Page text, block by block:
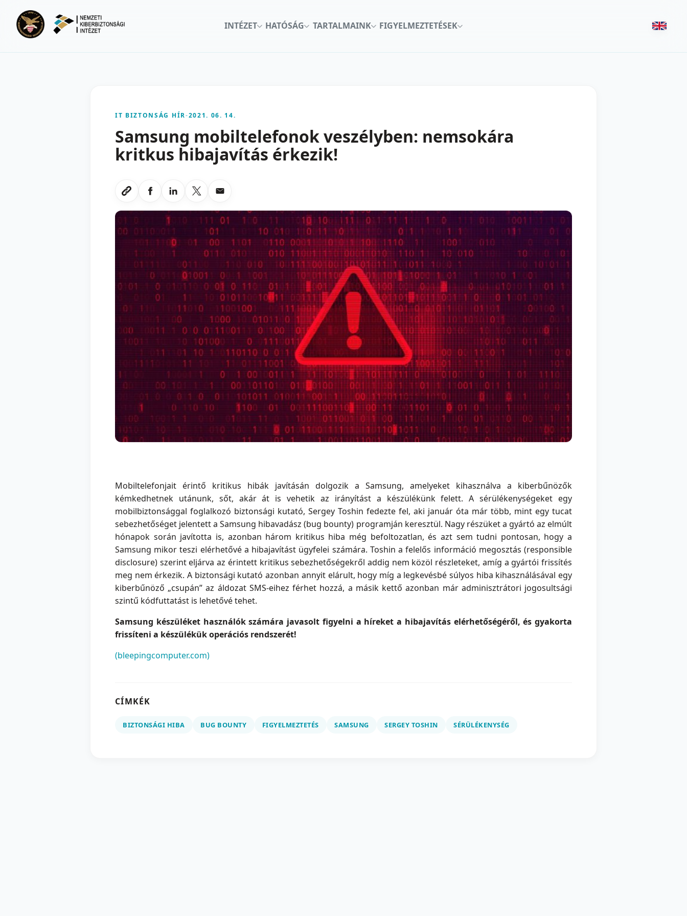
INTÉZET
HATÓSÁG TARTALMAINK FIGYELMEZTETÉSEK
IT BIZTONSÁG HÍR-2021. 06. 14.
Samsung mobiltelefonok veszélyben: nemsokára
kritkus hibajavítás érkezik!
Link masolasa
Megosztas Facebookon
Megosztas LinkedInen
Megosztas X-en
Megosztas emailben
Mobiltelefonjait érintő kritikus hibák javításán dolgozik a Samsung, amelyeket kihasználva a kiberbűnözők
kémkedhetnek utánunk, sőt, akár át is vehetik az irányítást a készülékünk felett. A sérülékenységeket egy
mobilbiztonsággal foglalkozó biztonsági kutató, Sergey Toshin fedezte fel, aki január óta már több, mint egy tucat
sebezhetőséget jelentett a Samsung hibavadász (bug bounty) programján keresztül. Nagy részüket a gyártó az elmúlt
hónapok során javította is, azonban három kritikus hiba még befoltozatlan, és azt sem tudni pontosan, hogy a
Samsung mikor teszi elérhetővé a hibajavítást ügyfelei számára. Toshin a felelős információ megosztás (responsible
disclosure) szerint eljárva az érintett kritikus sebezhetőségekről addig nem közöl részleteket, amíg a gyártói frissítés
meg nem érkezik. A biztonsági kutató azonban annyit elárult, hogy míg a legkevésbé súlyos hiba kihasználásával egy
kiberbűnöző „csupán” az áldozat SMS-eihez férhet hozzá, a másik kettő azonban már adminisztrátori jogosultsági
szintű kódfuttatást is lehetővé tehet.
Samsung készüléket használók számára javasolt figyelni a híreket a hibajavítás elérhetőségéről, és gyakorta
frissíteni a készülékük operációs rendszerét!
(bleepingcomputer.com)
CÍMKÉK
BIZTONSÁGI HIBA BUG BOUNTY FIGYELMEZTETÉS SAMSUNG SERGEY TOSHIN SÉRÜLÉKENYSÉG